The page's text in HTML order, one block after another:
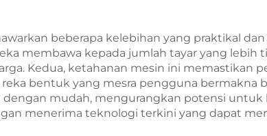
beberapa kelebihan yang praktikal
membawa kepada jumlah tayar yang lebih
Kedua, ketahanan mesin ini memastikan
bentuk yang mesra pengguna bermakna
mudah, mengurangkan potensi untuk
menerima teknologi terkini yang dapat